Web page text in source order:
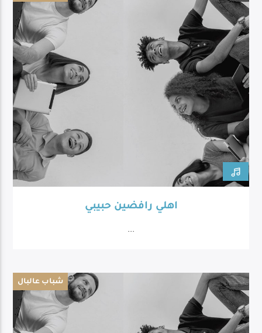
اهلي رافضين حبيبي
...
شباب عالبال